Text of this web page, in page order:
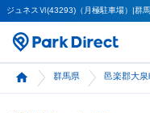
ジュネスⅥ(43293)（月極駐車場）|群
群馬県 邑楽郡大泉